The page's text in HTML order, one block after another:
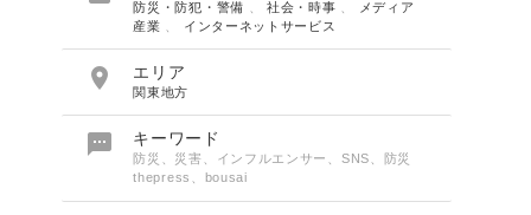
防災・防犯・警備 、社会・時事
メディア
産業
インターネットサービス
 エリア
関東地方
 キーワード
防災、災害、インフルエンサー、SNS、防災
thepress、bousai